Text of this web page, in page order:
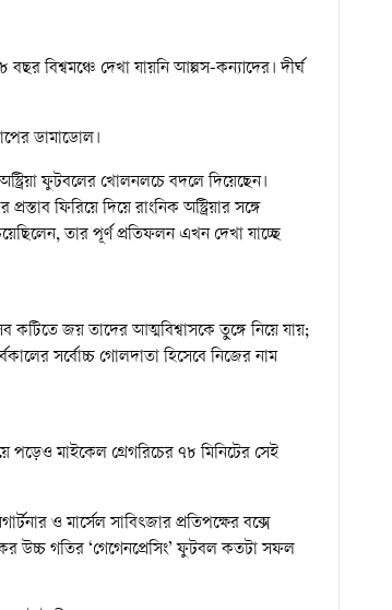
বিশ্বমঞ্চে দেখা যায়নি আল্পস-কন্যাদের। দীর্ঘ
ডামাডোল।
ফুটবলের খোলনলচে বদলে দিয়েছেন।
ফিরিয়ে দিয়ে রাংনিক অস্ট্রিয়ার সঙ্গে
তার পূর্ণ প্রতিফলন এখন দেখা যাচ্ছে
কটিতে জয় তাদের আত্মবিশ্বাসকে তুঙ্গে নিয়ে যায়;
সর্বোচ্চ গোলদাতা হিসেবে নিজের নাম
পড়েও মাইকেল গ্রেগরিচের ৭৮ মিনিটের সেই
ও মার্সেল সাবিৎজার প্রতিপক্ষের বক্সে
উচ্চ গতির ‘গেগেনপ্রেসিং’ ফুটবল কতটা সফল